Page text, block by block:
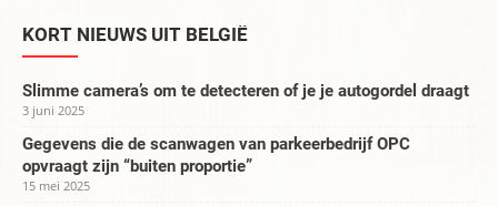
KORT NIEUWS UIT BELGIË
Slimme camera’s om te detecteren of je je autogordel draagt
3 juni 2025
Gegevens die de scanwagen van parkeerbedrijf OPC
opvraagt zijn “buiten proportie”
15 mei 2025